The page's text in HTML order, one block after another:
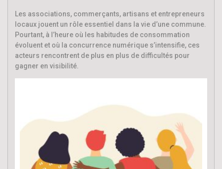
Les associations, commerçants, artisans et entrepreneurs
locaux jouent un rôle essentiel dans la vie d’une commune.
Pourtant, à l’heure où les habitudes de consommation
évoluent et où la concurrence numérique s’intensifie, ces
acteurs rencontrent de plus en plus de difficultés pour
gagner en visibilité.